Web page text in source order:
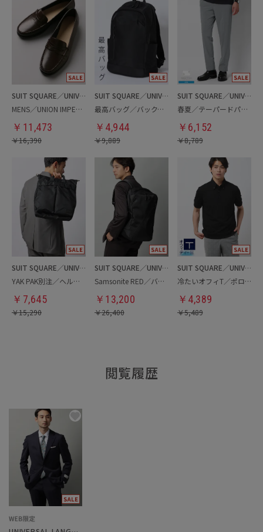
SUIT SQUARE／UNIVERSAL LANGUAGE
MENS／UNION IMPERIAL監修／コインローファー
￥ 11,473
￥16,390
SUIT SQUARE／UNIVERSAL LANGUAGE
最高バッグ／バックパック
￥ 4,944
￥9,889
SUIT SQUARE／UNIVERSAL LANGUAGE
春夏／テーパードパンツ
￥ 6,152
￥8,789
SUIT SQUARE／UNIVERSAL LANGUAGE
YAK PAK別注／ヘルメットバッグ
￥ 7,645
￥15,290
SUIT SQUARE／UNIVERSAL LANGUAGE
Samsonite RED／バックパック
￥ 13,200
￥26,400
SUIT SQUARE／UNIVERSAL LANGUAGE
冷たいオフィT／ポロシャツ
￥ 4,389
￥5,489
閲覧履歴